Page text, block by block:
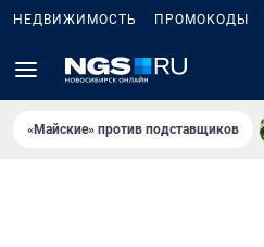
НЕДВИЖИМОСТЬ ПРОМОКОДЫ
«Майские» против подставщиков